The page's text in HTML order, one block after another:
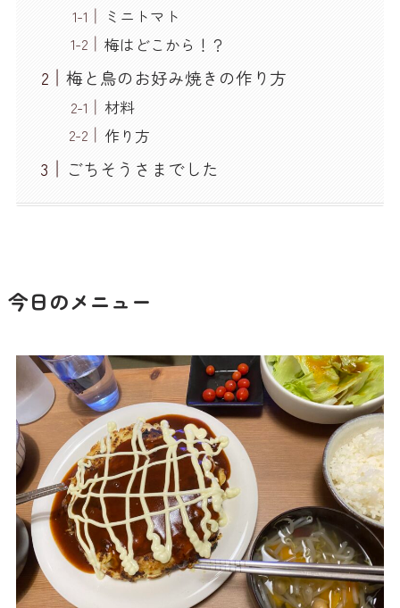
ミニトマト
梅はどこから！？
梅と鳥のお好み焼きの作り方
材料
作り方
ごちそうさまでした
今日のメニュー